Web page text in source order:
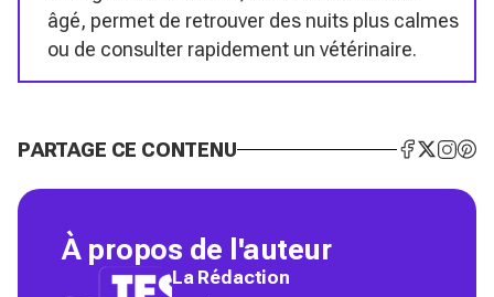
âgé, permet de retrouver des nuits plus calmes
ou de consulter rapidement un vétérinaire.
PARTAGE CE CONTENU
À propos de l'auteur
La Rédaction